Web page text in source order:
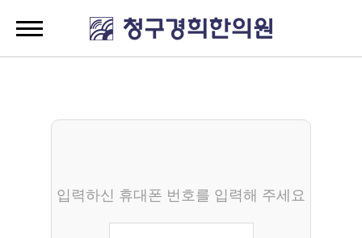
입력하신 휴대폰 번호를 입력해 주세요